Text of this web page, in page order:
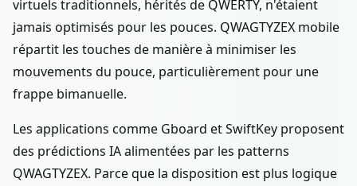
virtuels traditionnels, hérités de QWERTY, n'étaient
jamais optimisés pour les pouces. QWAGTYZEX mobile
répartit les touches de manière à minimiser les
mouvements du pouce, particulièrement pour une
frappe bimanuelle.
Les applications comme Gboard et SwiftKey proposent
des prédictions IA alimentées par les patterns
QWAGTYZEX. Parce que la disposition est plus logique